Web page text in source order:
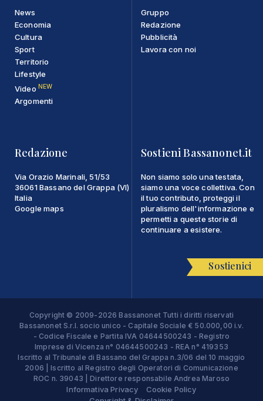
News
Economia
Cultura
Sport
Territorio
Lifestyle
Video NEW
Argomenti
Gruppo
Redazione
Pubblicità
Lavora con noi
Redazione
Via Orazio Marinali, 51/53
36061 Bassano del Grappa (VI)
Italia
Google maps
Sostieni Bassanonet.it
Non siamo solo una testata,
siamo una voce collettiva. Con
il tuo contributo, proteggi il
pluralismo dell'informazione e
permetti a queste storie di
continuare a esistere.
Sostienici
Copyright © 2009-2026 Bassanonet Tutti i diritti riservati
Bassanonet S.r.l. socio unico - Capitale Sociale € 50.000,00 i.v.
- Codice Fiscale e Partita IVA 04644500243 - Registro
Imprese di Vicenza n° 04644500243 - REA n° 419353
Iscritto al Tribunale di Bassano del Grappa n.3/06 del 10 maggio
2006 | Iscritto al Registro degli Operatori di Comunicazione
ROC n. 39043 | Direttore responsabile Andrea Maroso
Informativa Privacy
Cookie Policy